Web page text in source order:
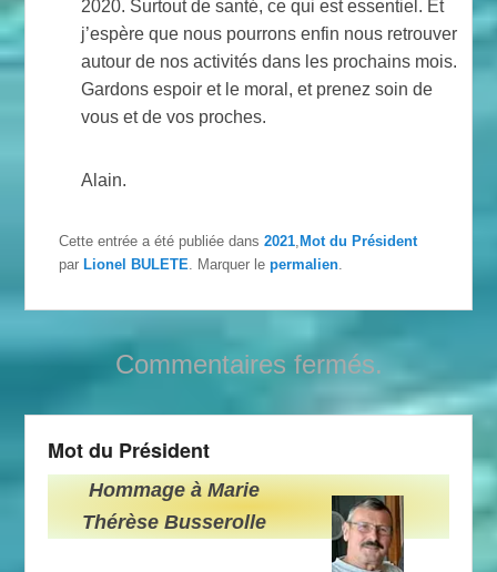
2020. Surtout de santé, ce qui est essentiel. Et
j’espère que nous pourrons enfin nous retrouver
autour de nos activités dans les prochains mois.
Gardons espoir et le moral, et prenez soin de
vous et de vos proches.
Alain.
Cette entrée a été publiée dans2021, Mot du Président
par Lionel BULETE. Marquer lepermalien.
Commentaires fermés.
Mot du Président
Hommage à Marie
Thérèse Busserolle